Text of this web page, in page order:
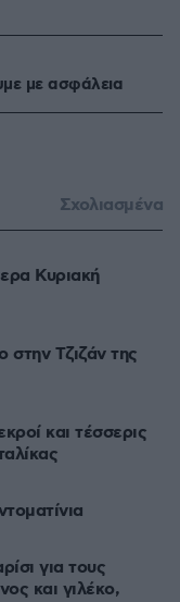
με ασφάλεια
Σχολιασμένα
Κυριακή
στην Τζιζάν της
και τέσσερις
για τους
και γιλέκο,